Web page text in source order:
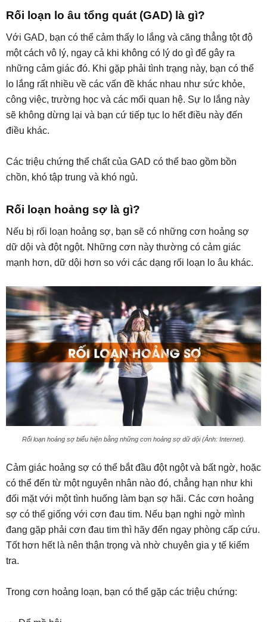
Rối loạn lo âu tổng quát (GAD) là gì?
Với GAD, bạn có thể cảm thấy lo lắng và căng thẳng tột độ
một cách vô lý, ngay cả khi không có lý do gì để gây ra
những cảm giác đó. Khi gặp phải tình trạng này, bạn có thể
lo lắng rất nhiều về các vấn đề khác nhau như sức khỏe,
công việc, trường học và các mối quan hệ. Sự lo lắng này
sẽ không dừng lại và bạn cứ tiếp tục lo hết điều này đến
điều khác.
Các triệu chứng thể chất của GAD có thể bao gồm bồn
chồn, khó tập trung và khó ngủ.
Rối loạn hoảng sợ là gì?
Nếu bị rối loạn hoảng sợ, bạn sẽ có những cơn hoảng sợ
dữ dội và đột ngột. Những cơn này thường có cảm giác
mạnh hơn, dữ dội hơn so với các dạng rối loạn lo âu khác.
Rối loạn hoảng sợ biểu hiện bằng những cơn hoảng sợ dữ dội (Ảnh: Internet).
Cảm giác hoảng sợ có thể bắt đầu đột ngột và bất ngờ, hoặc
có thể đến từ một nguyên nhân nào đó, chẳng hạn như khi
đối mặt với một tình huống làm bạn sợ hãi. Các cơn hoảng
sợ có thể giống với cơn đau tim. Nếu bạn nghi ngờ mình
đang gặp phải cơn đau tim thì hãy đến ngay phòng cấp cứu.
Tốt hơn hết là nên thận trọng và nhờ chuyên gia y tế kiểm
tra.
Trong cơn hoảng loạn, bạn có thể gặp các triệu chứng: